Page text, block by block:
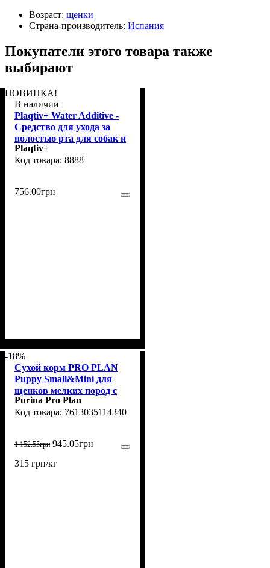
Возраст: щенки
Страна-производитель: Испания
Покупатели этого товара также
выбирают
НОВИНКА!
В наличии
Plaqtiv+ Water Additive -
Средство для ухода за
полостью рта для собак и
кошек 500 мл (8888)
Plaqtiv+
8888
756.00грн
-18%
Сухой корм PRO PLAN
Puppy Small&Mini для
щенков мелких пород с
курицей 3 кг
Purina Pro Plan
7613035114340
1 152.55грн 945.05грн
315 грн/кг